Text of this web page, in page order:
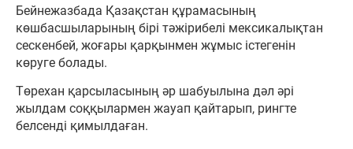
Бейнежазбада Қазақстан құрамасының
көшбасшыларының бірі тәжірибелі мексикалықтан
сескенбей, жоғары қарқынмен жұмыс істегенін
көруге болады.
Төрехан қарсыласының әр шабуылына дәл әрі
жылдам соққылармен жауап қайтарып, рингте
белсенді қимылдаған.